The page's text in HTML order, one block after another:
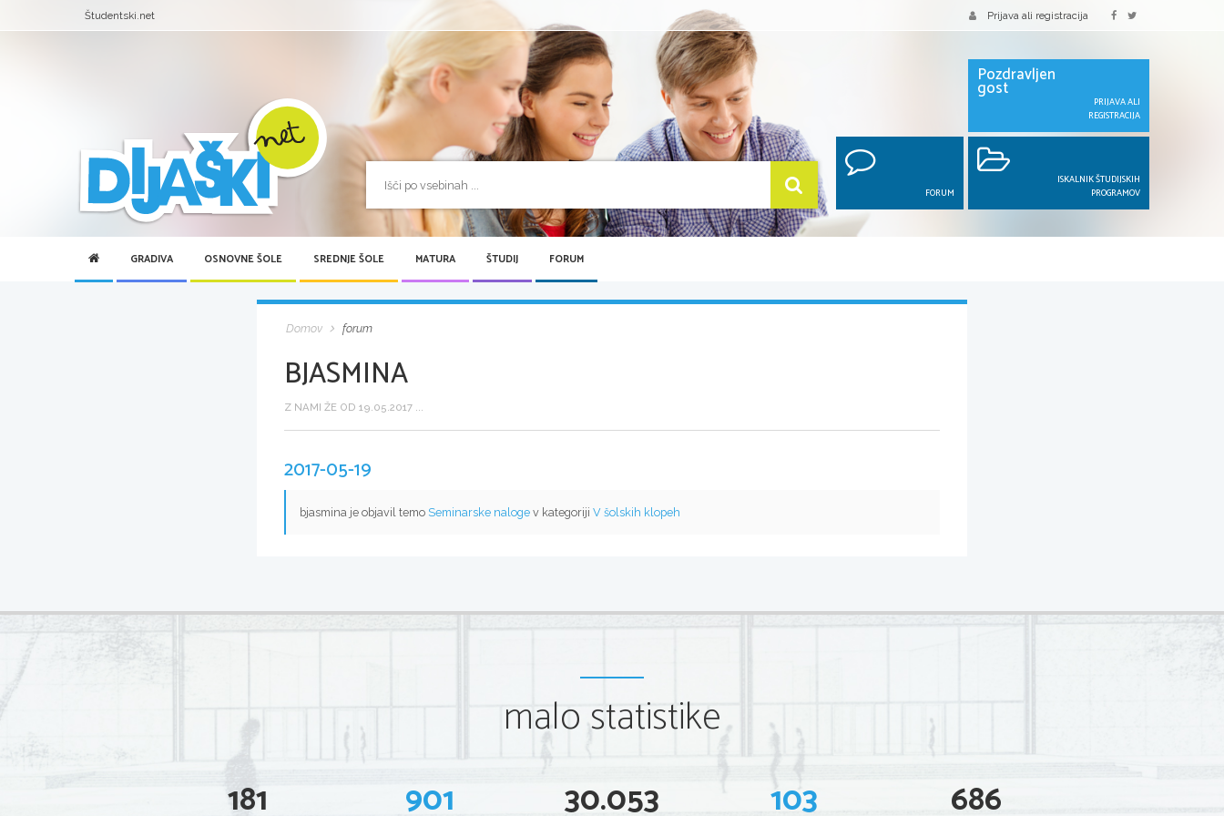
Študentski.net Prijava ali registracija
Pozdravljen
gost
PRIJAVA ALI
REGISTRACIJA
FORUM
ISKALNIK ŠTUDIJSKIH
PROGRAMOV
GRADIVA OSNOVNE ŠOLE SREDNJE ŠOLE MATURA ŠTUDIJ FORUM
Domov forum
BJASMINA
Z NAMI ŽE OD 19.05.2017 ...
2017-05-19
bjasmina je objavil temo Seminarske naloge v kategoriji V šolskih klopeh
malo statistike
181 901 30.053 103 686